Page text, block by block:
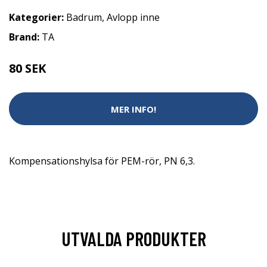
Kategorier: Badrum, Avlopp inne
Brand: TA
80 SEK
MER INFO!
Kompensationshylsa för PEM-rör, PN 6,3.
UTVALDA PRODUKTER